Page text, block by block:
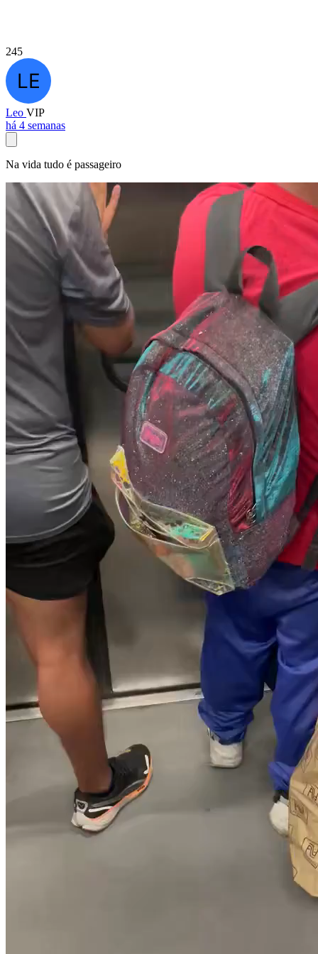
245
Leo VIP
há 4 semanas
Na vida tudo é passageiro